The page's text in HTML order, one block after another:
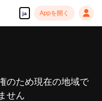
ja Appを開く
のため現在の地域で
せん